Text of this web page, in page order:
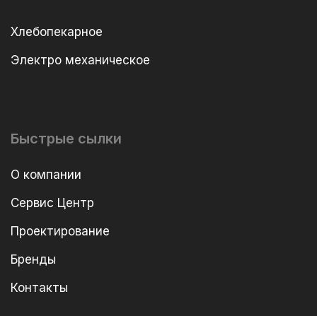
Хлебопекарное
Электро механическое
Быстрые сылки
О компании
Сервис Центр
Проектирование
Бренды
Контакты